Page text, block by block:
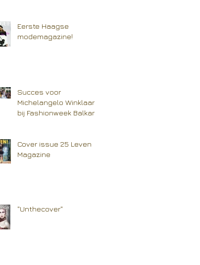
Eerste Haagse
modemagazine!
Succes voor
Michelangelo Winklaar
bij Fashionweek Balkan
Cover issue 25 Leven
Magazine
"Unthecover"